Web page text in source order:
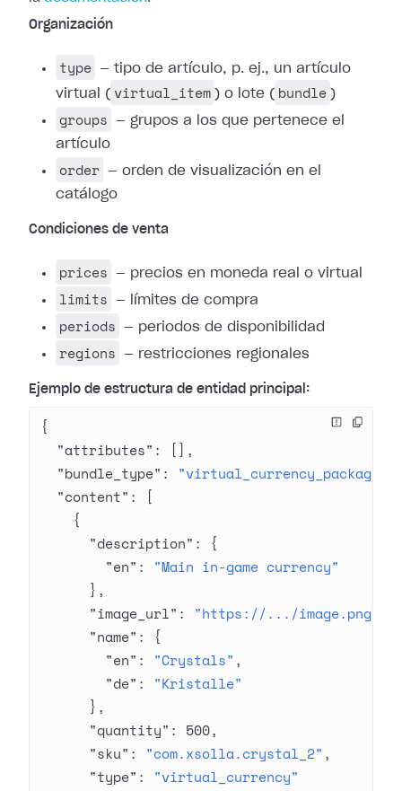
Organización
type
— tipo de artículo, p. ej., un artículo
virtual ( virtual_item ) o lote ( bundle )
groups
— grupos a los que pertenece el
artículo
order
— orden de visualización en el
catálogo
Condiciones de venta
prices — precios en moneda real o virtual
limits — límites de compra
periods — periodos de disponibilidad
regions — restricciones regionales
Ejemplo de estructura de entidad principal:
{
  "attributes"
: [],
  "bundle_type"
: "virtual_currency_package"
  "content"
: [
    {
      "description"
: {
        "en"
: "Main in-game currency"
      },
      "image_url"
: "https://.../image.png"
      "name"
: {
        "en"
: "Crystals" ,
        "de"
: "Kristalle"
      },
      "quantity"
: 500,
      "sku"
: "com.xsolla.crystal_2" ,
      "type"
: "virtual_currency"